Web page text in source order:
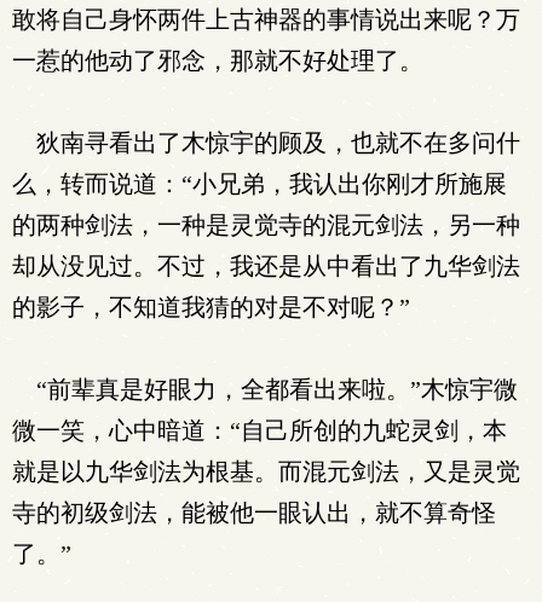
敢将自己身怀两件上古神器的事情说出来呢？万
一惹的他动了邪念，那就不好处理了。
狄南寻看出了木惊宇的顾及，也就不在多问什
么，转而说道：“小兄弟，我认出你刚才所施展
的两种剑法，一种是灵觉寺的混元剑法，另一种
却从没见过。不过，我还是从中看出了九华剑法
的影子，不知道我猜的对是不对呢？”
“前辈真是好眼力，全都看出来啦。”木惊宇微
微一笑，心中暗道：“自己所创的九蛇灵剑，本
就是以九华剑法为根基。而混元剑法，又是灵觉
寺的初级剑法，能被他一眼认出，就不算奇怪
了。”